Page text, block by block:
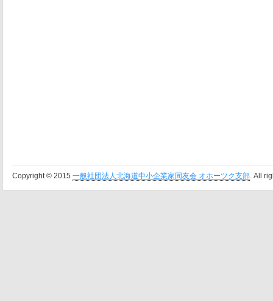
Copyright © 2015 一般社団法人北海道中小企業家同友会 オホーツク支部. All